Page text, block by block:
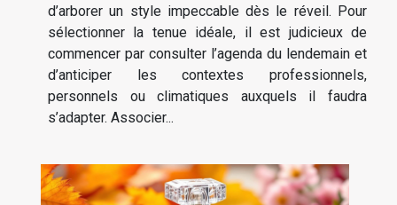
d’arborer un style impeccable dès le réveil. Pour
sélectionner la tenue idéale, il est judicieux de
commencer par consulter l’agenda du lendemain et
d’anticiper les contextes professionnels,
personnels ou climatiques auxquels il faudra
s’adapter. Associer...